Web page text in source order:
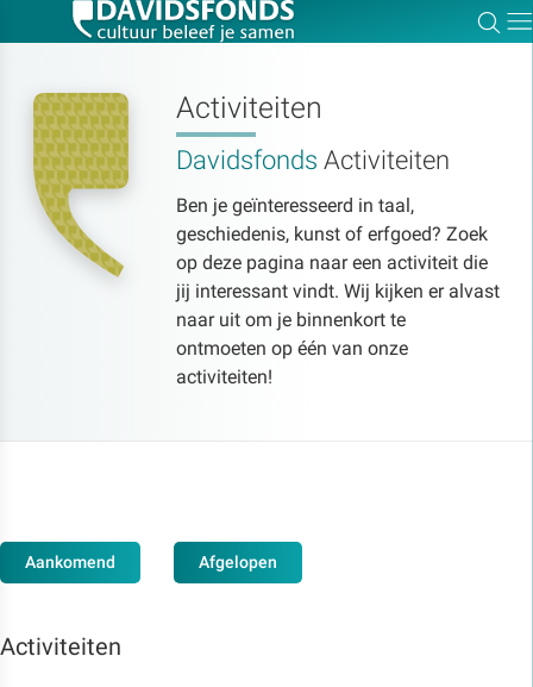
Activiteiten
Davidsfonds Activiteiten
Ben je geïnteresseerd in taal,
geschiedenis, kunst of erfgoed? Zoek
op deze pagina naar een activiteit die
jij interessant vindt. Wij kijken er alvast
naar uit om je binnenkort te
ontmoeten op één van onze
activiteiten!
Aankomend Afgelopen
Activiteiten
Zoek:
Zoeken